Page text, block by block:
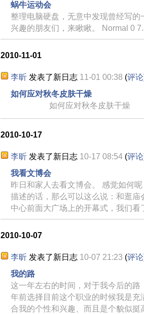
蜗牛运动会
整理电脑硬盘，无意中发现曾经写的
兴趣的朋友们，来瞅瞅。 Normal 0
2010-11-01
李昕 发表了新日志 11-01 00:38 (评论
如何应对秋冬皮肤干燥
如何应对秋冬皮肤干燥
2010-10-17
李昕 发表了新日志 10-17 08:54 (评论
我看文博会
昨日和家人去看文博会。 感觉如何
描述的话，那么可以这么说：和逛庙
中心前面大广场上的开幕式，我们看
2010-10-07
李昕 发表了新日志 10-07 21:23 (评论
我的路
这一年左右的时间，对于我今后的路
年前选择目前这个职业的时候我是充
合我的个性和兴趣、而且是个貌似挺